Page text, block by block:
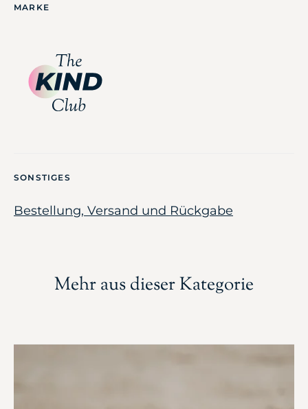
MARKE
SONSTIGES
Bestellung, Versand und Rückgabe
Mehr aus dieser Kategorie